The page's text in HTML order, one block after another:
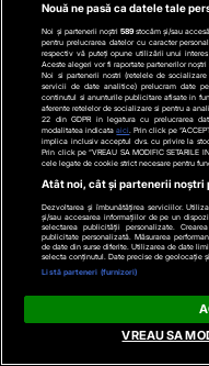
ROMANIATV.NET
Anunţul şoc al zilei!
Puţini ştiau că are
Nouă ne pasă ca datele tale
Noi și partenerii noștri 589stocăm și/sau
pentru prelucrarea datelor cu caracter
respectiv vă puteți opune utilizării unui
Aceste alegeri vor fi raportate partenerilor
Noi si partenerii nostri (retelele de
servicii de date analitice) prelucram date
continutul si anunturile publicitare afisate in
aferente retelelor de socializare si pentru a
22 din GDPR in legatura cu prelucrarea
modalitatea indicataaici . Prin click pe
implica inclusiv acceptul dvs. cu privire la
Prin click pe “VREAU SA MODIFIC
cele legate de cookie strict necesare pentru
Atât noi, cât și partenerii
Dezvoltarea și îmbunătățirea serviciilor.
și/sau accesarea informațiilor de pe un
selectarea publicității personalizate.
publicitate personalizată. Măsurarea
de date din surse diferite. Utilizarea de date
selecta conținutul. Date precise de geolocație
Listă parteneri (furnizori)
VREAU SA